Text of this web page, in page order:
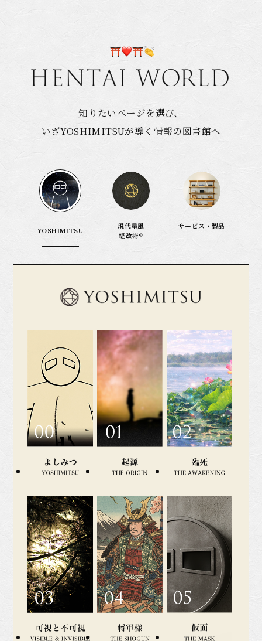
知りたいページを選び、
いざYOSHIMITSUが導く情報の図書館へ
YOSHIMITSU
現代星風
経改術®︎
サービス・製品